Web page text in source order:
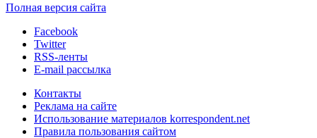
Полная версия сайта
Facebook
Twitter
RSS-ленты
E-mail рассылка
Контакты
Реклама на сайте
Использование материалов korrespondent.net
Правила пользования сайтом